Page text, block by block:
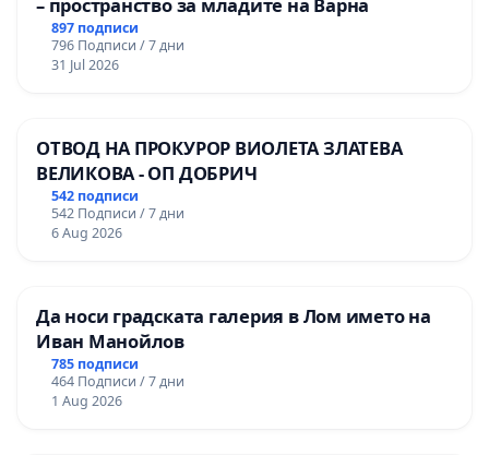
– пространство за младите на Варна
897 подписи
796 Подписи / 7 дни
31 Jul 2026
ОТВОД НА ПРОКУРОР ВИОЛЕТА ЗЛАТЕВА
ВЕЛИКОВА - ОП ДОБРИЧ
542 подписи
542 Подписи / 7 дни
6 Aug 2026
Да носи градската галерия в Лом името на
Иван Манойлов
785 подписи
464 Подписи / 7 дни
1 Aug 2026